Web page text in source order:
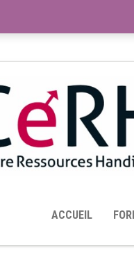
LES RESSOURCES
ACCUEIL